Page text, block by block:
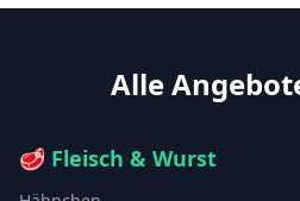
Alle
🥩 Fleisch & Wurst